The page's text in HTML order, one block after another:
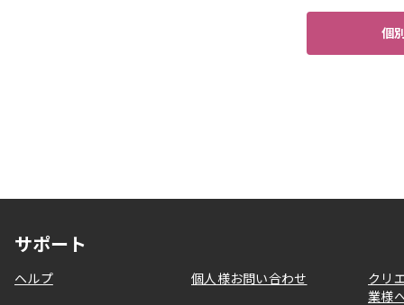
個
サポート
ヘルプ 個人様お問い合わせ
クリ
業様